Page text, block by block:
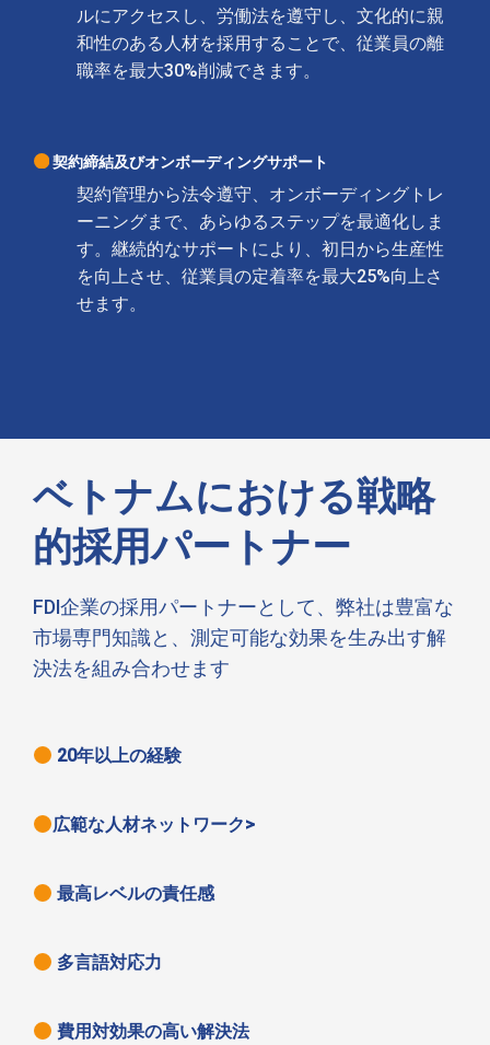
ルにアクセスし、労働法を遵守し、文化的に親
和性のある人材を採用することで、従業員の離
職率を最大30%削減できます。
契約締結及びオンボーディングサポート
契約管理から法令遵守、オンボーディングトレ
ーニングまで、あらゆるステップを最適化しま
す。継続的なサポートにより、初日から生産性
を向上させ、従業員の定着率を最大25%向上さ
せます。
ベトナムにおける戦略
的採用パートナー
FDI企業の採用パートナーとして、弊社は豊富な
市場専門知識と、測定可能な効果を生み出す解
決法を組み合わせます
20年以上の経験
広範な人材ネットワーク>
最高レベルの責任感
多言語対応力
費用対効果の高い解決法